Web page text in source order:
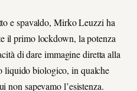
e spavaldo, Mirko Leuzzi ha
il primo lockdown, la potenza
di dare immagine diretta alla
liquido biologico, in qualche
non sapevamo l’esistenza.